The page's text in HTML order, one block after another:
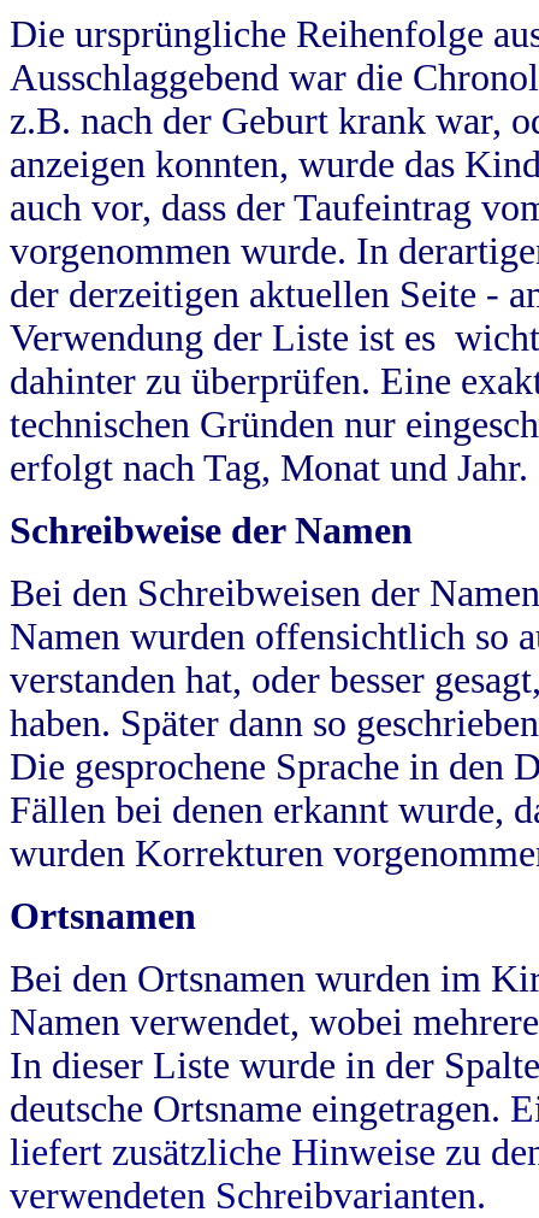
Die ursprüngliche Reihenfolge
Ausschlaggebend war die
z.B. nach der Geburt krank war,
anzeigen konnten, wurde das
auch vor, dass der Taufeintrag
vorgenommen wurde. In
der derzeitigen aktuellen Seite -
Verwendung der Liste ist es
dahinter zu überprüfen. Eine
technischen Gründen nur
erfolgt nach Tag, Monat und Jahr.
Schreibweise der Namen
Bei den Schreibweisen der
Namen wurden offensichtlich so
verstanden hat, oder besser
haben. Später dann so
Die gesprochene Sprache in
Fällen bei denen erkannt wurde,
wurden Korrekturen
Ortsnamen
Bei den Ortsnamen wurden im
Namen verwendet, wobei
In dieser Liste wurde in der
deutsche Ortsname eingetragen.
liefert zusätzliche Hinweise zu
verwendeten Schreibvarianten.